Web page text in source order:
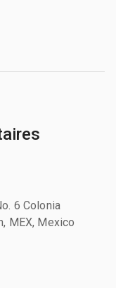
6 Colonia
MEX, Mexico